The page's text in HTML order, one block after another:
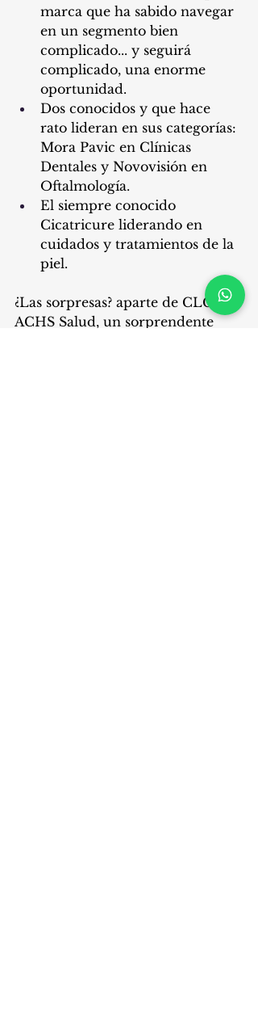
marca que ha sabido navegar
en un segmento bien
complicado... y seguirá
complicado, una enorme
oportunidad.
Dos conocidos y que hace
rato lideran en sus categorías:
Mora Pavic en Clínicas
Dentales y Novovisión en
Oftalmología.
El siempre conocido
Cicatricure liderando en
cuidados y tratamientos de la
piel.
¿Las sorpresas? aparte de CLC y
ACHS Salud, un sorprendente